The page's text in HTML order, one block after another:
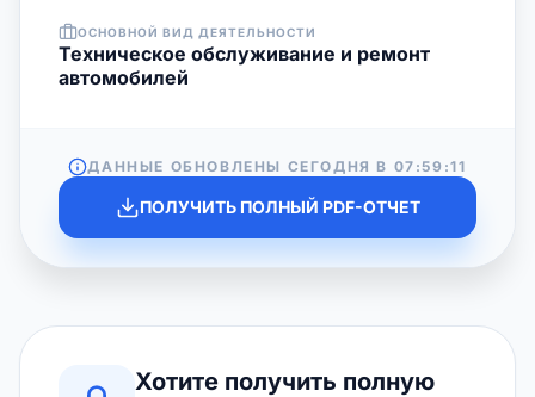
ОСНОВНОЙ ВИД ДЕЯТЕЛЬНОСТИ
Техническое обслуживание и ремонт
автомобилей
ДАННЫЕ ОБНОВЛЕНЫ СЕГОДНЯ В 07:59:11
ПОЛУЧИТЬ ПОЛНЫЙ PDF-ОТЧЕТ
Хотите получить полную